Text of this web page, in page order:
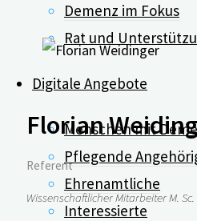
Demenz im Fokus
Rat und
Digitale Angebote
Menschen mit
Pflegende
Ehrenamtliche
Interessierte
Florian
Referent
Wissenschaftlicher Mitarbeiter M. Sc.